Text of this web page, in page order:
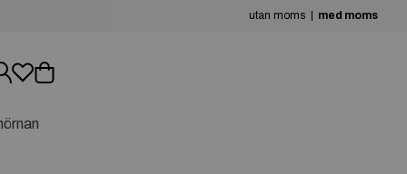
utan moms med moms